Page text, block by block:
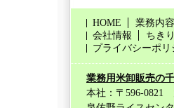
HOME 業務内容
会社情報
ちき
プライバシーポリ
業務用米卸販売の
本社：〒596-0821